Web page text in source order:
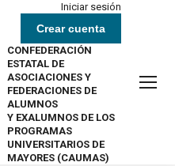
Iniciar sesión
Crear cuenta
CONFEDERACIÓN
ESTATAL DE
ASOCIACIONES Y
FEDERACIONES DE
ALUMNOS
Y EXALUMNOS DE LOS
PROGRAMAS
UNIVERSITARIOS DE
MAYORES (CAUMAS)